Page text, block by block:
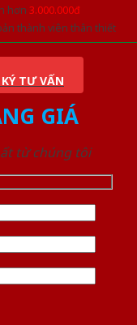
hơn 3.000.000đ
thành viên thân thiết
TƯ VẤN
GIÁ
từ chúng tôi